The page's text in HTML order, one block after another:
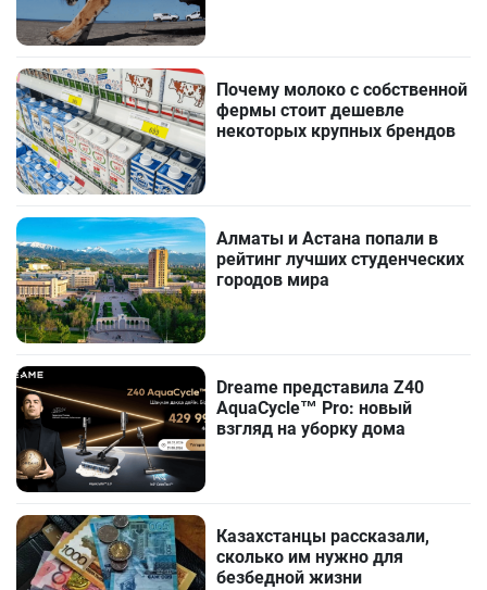
Почему молоко с собственной
фермы стоит дешевле
некоторых крупных брендов
Алматы и Астана попали в
рейтинг лучших студенческих
городов мира
Dreame представила Z40
AquaCycle™ Pro: новый
взгляд на уборку дома
Казахстанцы рассказали,
сколько им нужно для
безбедной жизни